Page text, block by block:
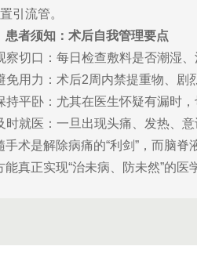
引流管。
患者须知：术后自我管理要点
察切口：每日检查敷料是否潮湿、
免用力：术后2周内禁提重物、剧
持平卧：尤其在医生怀疑有漏时，
时就医：一旦出现头痛、发热、意
手术是解除病痛的“利剑”，而脑脊
能真正实现“治未病、防未然”的